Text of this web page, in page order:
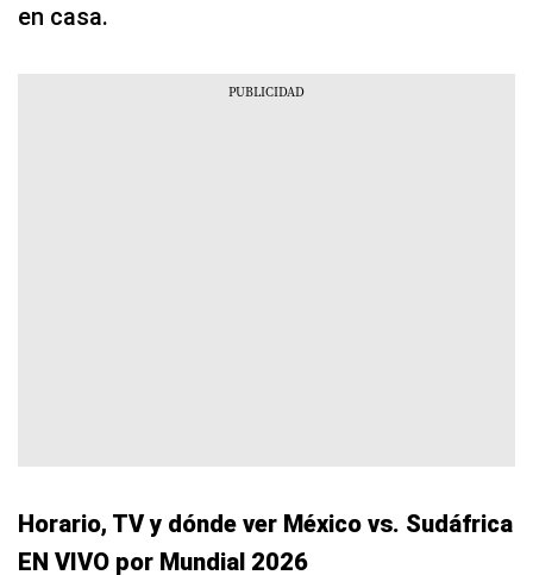
en casa.
Horario, TV y dónde ver México vs. Sudáfrica
EN VIVO por Mundial 2026